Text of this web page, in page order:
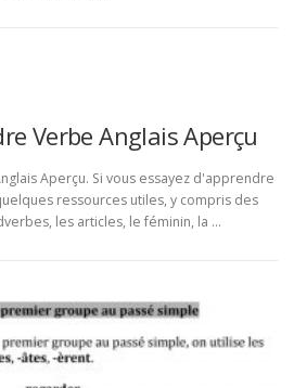
Verbe Anglais Aperçu
Aperçu. Si vous essayez d'apprendre
ressources utiles, y compris des
les articles, le féminin, la …